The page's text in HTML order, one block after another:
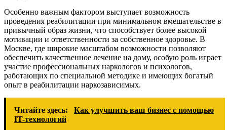
Особенно важным фактором выступает возможность
проведения реабилитации при минимальном вмешательстве в
привычный образ жизни, что способствует более высокой
мотивации и ответственности за собственное здоровье. В
Москве, где широкие масштабом возможности позволяют
обеспечить качественное лечение на дому, особую роль играет
участие профессиональных наркологов и психологов,
работающих по специальной методике и имеющих богатый
опыт в реабилитации наркозависимых.
Читайте здесь:
Как улучшить ваш бизнес с помощью
IT-технологий